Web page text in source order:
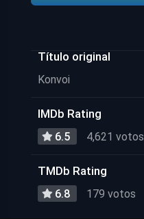
Título original
Konvoi
IMDb Rating
6.5 4,621 votos
TMDb Rating
6.8 179 votos